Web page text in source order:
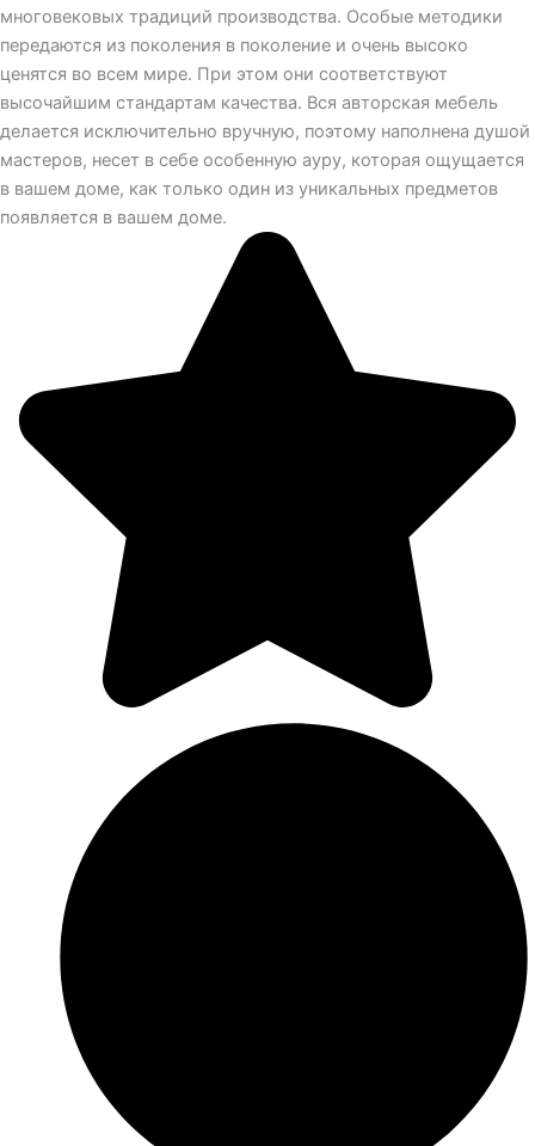
многовековых традиций производства. Особые методики
передаются из поколения в поколение и очень высоко
ценятся во всем мире. При этом они соответствуют
высочайшим стандартам качества. Вся авторская мебель
делается исключительно вручную, поэтому наполнена душой
мастеров, несет в себе особенную ауру, которая ощущается
в вашем доме, как только один из уникальных предметов
появляется в вашем доме.